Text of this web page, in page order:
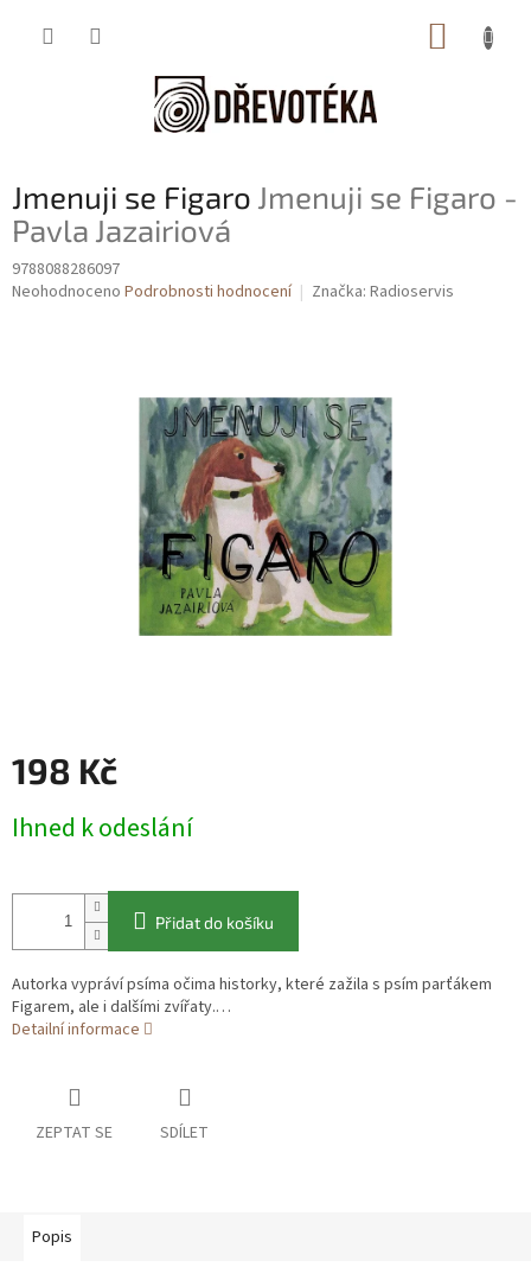
Jmenuji se Figaro Jmenuji se Figaro -
Pavla Jazairiová
9788088286097
Průměrné
Neohodnoceno Podrobnosti hodnocení Značka: Radioservis
198 Kč
cena:
Ihned k odeslání
Přidat do košíku
Autorka vypráví psíma očima historky, které zažila s psím parťákem
Figarem, ale i dalšími zvířaty.…
Detailní informace
ZEPTAT SE SDÍLET
Popis